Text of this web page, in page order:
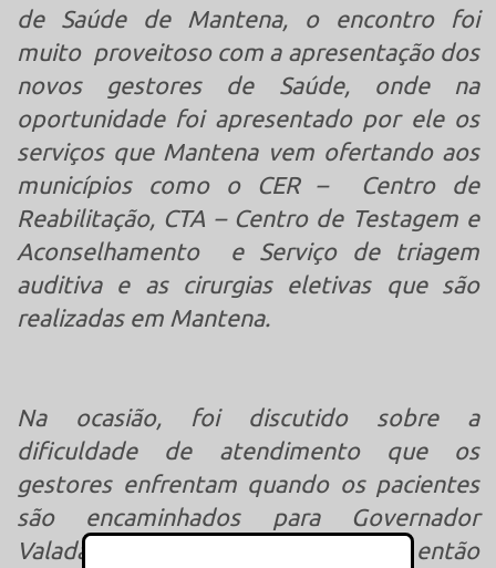
de Saúde de Mantena, o encontro foi
muito proveitoso com a apresentação dos
novos gestores de Saúde, onde na
oportunidade foi apresentado por ele os
serviços que Mantena vem ofertando aos
municípios como o CER – Centro de
Reabilitação, CTA – Centro de Testagem e
Aconselhamento e Serviço de triagem
auditiva e as cirurgias eletivas que são
realizadas em Mantena.
Na ocasião, foi discutido sobre a
dificuldade de atendimento que os
gestores enfrentam quando os pacientes
são encaminhados para Governador
Valadares. Os secretários, decidiram então